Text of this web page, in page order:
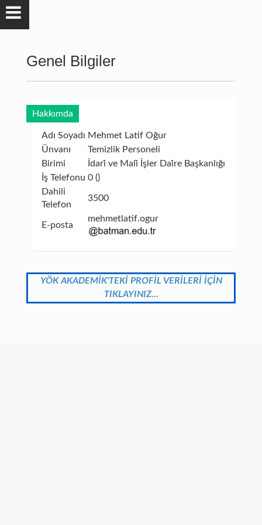
Genel Bilgiler
Hakkımda
Adı Soyadı Mehmet Latif Oğur
Ünvanı
Temizlik Personeli
Birimi
İdari̇ ve Mali̇ İşler Dai̇re Başkanlığı
İş Telefonu 0 ()
Dahili
Telefon
3500
E-posta
mehmetlatif.ogur
YÖK AKADEMİK'TEKİ PROFİL VERİLERİ İÇİN
TIKLAYINIZ...